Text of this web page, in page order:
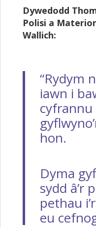
Dywedodd
Polisi a
Wallich:
“Rydym
iawn i
hon.
Dyma
sydd â’r
pethau
eu